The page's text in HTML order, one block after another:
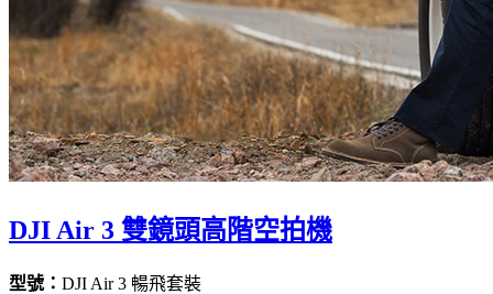
DJI Air 3 雙鏡頭高階空拍機
型號： DJI Air 3 暢飛套裝